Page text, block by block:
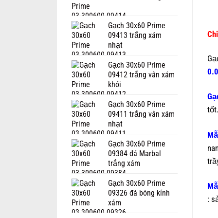
Gạch 30x60 Prime
09413 trắng xám
nhạt
Gạch 30x60 Prime
09412 trắng vân xám
khói
Gạch 30x60 Prime
09411 trắng vân xám
nhạt
Gạch 30x60 Prime
09384 đá Marbal
trắng xám
Gạch 30x60 Prime
09326 đá bóng kính
xám
tốt.
: